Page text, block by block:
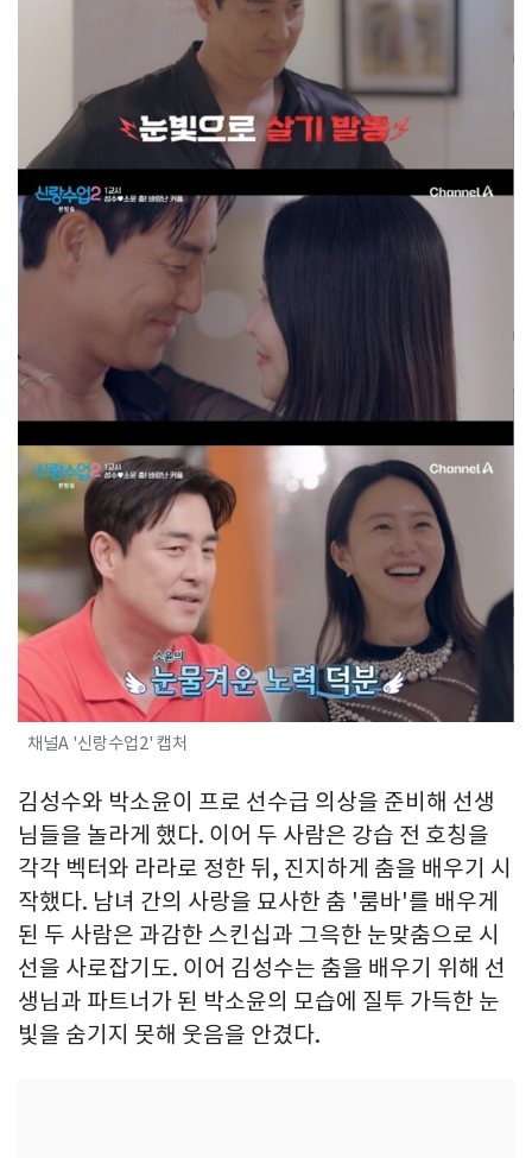
채널A '신랑수업2' 캡처
김성수와 박소윤이 프로 선수급 의상을 준비해 선생
님들을 놀라게 했다. 이어 두 사람은 강습 전 호칭을
각각 벡터와 라라로 정한 뒤, 진지하게 춤을 배우기 시
작했다. 남녀 간의 사랑을 묘사한 춤 '룸바'를 배우게
된 두 사람은 과감한 스킨십과 그윽한 눈맞춤으로 시
선을 사로잡기도. 이어 김성수는 춤을 배우기 위해 선
생님과 파트너가 된 박소윤의 모습에 질투 가득한 눈
빛을 숨기지 못해 웃음을 안겼다.